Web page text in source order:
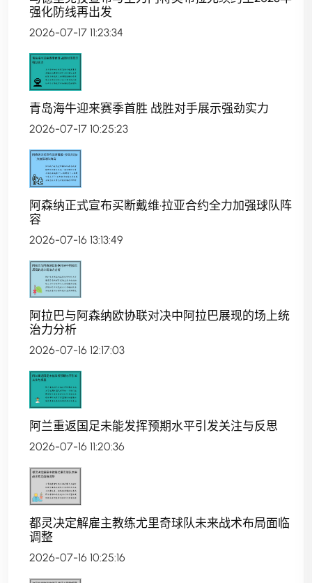
强化防线再出发
2026-07-17 11:23:34
青岛海牛迎来赛季首胜 战胜对手展示强劲实力
2026-07-17 10:25:23
阿森纳正式宣布买断戴维·拉亚合约全力加强球队阵
容
2026-07-16 13:13:49
阿拉巴与阿森纳欧协联对决中阿拉巴展现的场上统
治力分析
2026-07-16 12:17:03
阿兰重返国足未能发挥预期水平引发关注与反思
2026-07-16 11:20:36
都灵决定解雇主教练尤里奇球队未来战术布局面临
调整
2026-07-16 10:25:16